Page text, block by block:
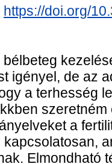
https://doi.org/
igényel, de az
a terhesség
a
Elmondható